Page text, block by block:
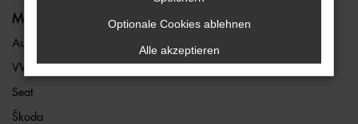
Marken
Audi
VW
Seat
Škoda
Optionale Cookies ablehnen
Alle akzeptieren